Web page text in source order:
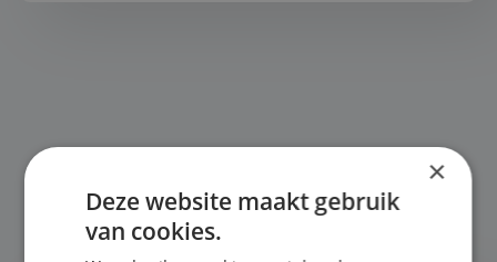
×
Deze website maakt gebruik
van cookies.